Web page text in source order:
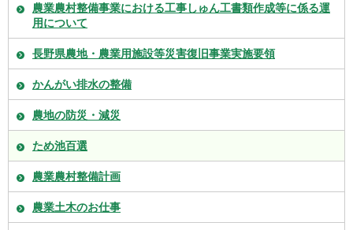
農業農村整備事業における工事しゅん工書類作成等に係る運
用について
長野県農地・農業用施設等災害復旧事業実施要領
かんがい排水の整備
農地の防災・減災
ため池百選
農業農村整備計画
農業土木のお仕事